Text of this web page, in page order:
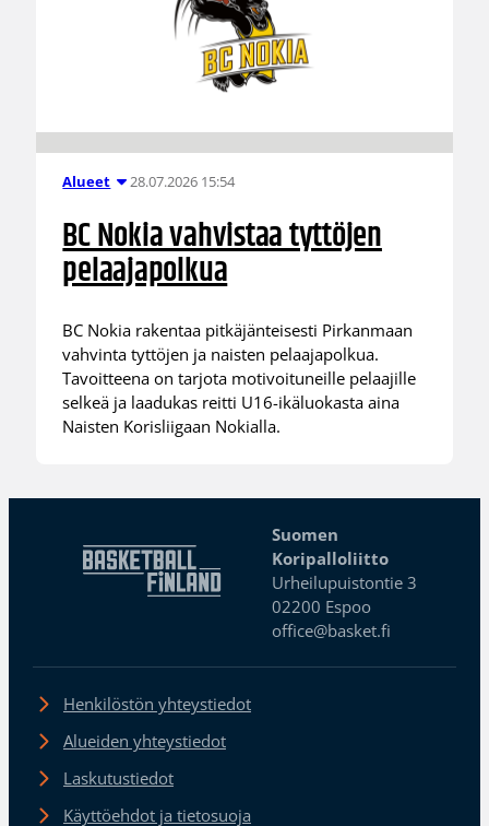
Alueet 28.07.2026 15:54
BC Nokia vahvistaa tyttöjen
pelaajapolkua
BC Nokia rakentaa pitkäjänteisesti Pirkanmaan
vahvinta tyttöjen ja naisten pelaajapolkua.
Tavoitteena on tarjota motivoituneille pelaajille
selkeä ja laadukas reitti U16-ikäluokasta aina
Naisten Korisliigaan Nokialla.
Suomen
Koripalloliitto
Urheilupuistontie 3
02200 Espoo
office@basket.fi
Henkilöstön yhteystiedot
Alueiden yhteystiedot
Laskutustiedot
Käyttöehdot ja tietosuoja